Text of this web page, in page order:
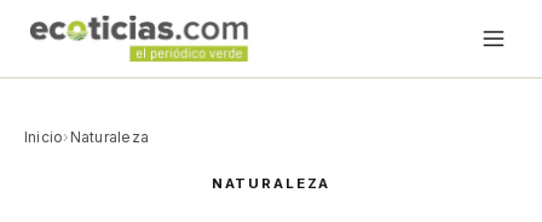
Inicio› Naturaleza
NATURALEZA